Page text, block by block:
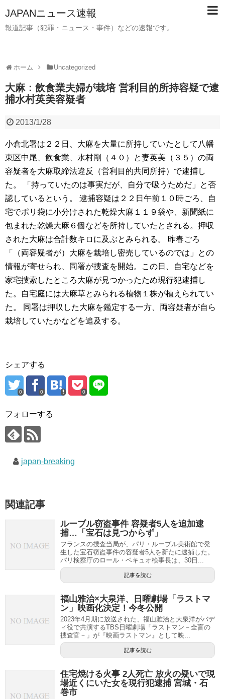
JAPANニュース速報
報道記事（犯罪・ニュース・事件）などの速報です。
ホーム Uncategorized
大麻：飲食業夫婦が栽培 営利目的所持容疑で逮
捕水村英美容疑者
2013/1/28
小倉北署は２２日、大麻を大量に所持していたとして八幡
東区中尾、飲食業、水村剛（４０）と妻英美（３５）の両
容疑者を大麻取締法違反（営利目的共同所持）で逮捕し
た。 「持っていたのは事実だが、自分で吸うためだ」と否
認しているという。 逮捕容疑は２２日午前１０時ごろ、自
宅でポリ袋に小分けされた乾燥大麻１１９袋や、新聞紙に
包まれた乾燥大麻６個などを所持していたとされる。押収
された大麻は合計数キロに及ぶとみられる。 昨春ごろ
「（両容疑者が）大麻を栽培し密売しているのでは」との
情報が寄せられ、同署が捜査を開始。この日、自宅などを
家宅捜索したところ大麻が見つかったため現行犯逮捕し
た。自宅庭には大麻草とみられる植物１株が植えられてい
た。 同署は押収した大麻を鑑定する一方、両容疑者が自ら
栽培していたかなどを追及する。
シェアする
0 0 0
フォローする
japan-breaking
関連記事
ルーブル窃盗事件 容疑者5人を追加逮
捕…「宝石は見つからず」
フランスの捜査当局が、パリ・ルーブル美術館で発
生した宝石窃盗事件の容疑者5人を新たに逮捕した。
パリ検察庁のロール・ベキュオ検事長は、30日...
記事を読む
福山雅治×大泉洋、日曜劇場「ラストマ
ン」映画化決定！今冬公開
2023年4月期に放送された、福山雅治と大泉洋がバデ
ィ役で共演するTBS日曜劇場「ラストマン－全盲の
捜査官－」が『映画ラストマン』として映...
記事を読む
住宅焼ける火事 2人死亡 放火の疑いで現
場近くにいた女を現行犯逮捕 宮城・石
巻市